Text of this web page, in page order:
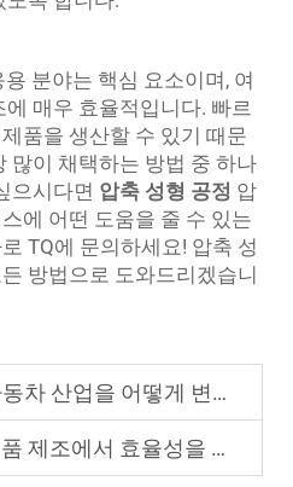
분야는 핵심 요소이며, 여
매우 효율적입니다. 빠르
품을 생산할 수 있기 때문
많이 채택하는 방법 중 하나
으시다면 압축 성형 공정 압
에 어떤 도움을 줄 수 있는
TQ에 문의하세요! 압축 성
방법으로 도와드리겠습니
을 어떻게 변화시키고 있는가
효율성을 어떻게 향상시키는지